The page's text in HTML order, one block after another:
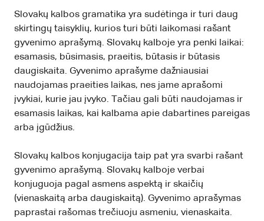
Slovakų kalbos gramatika yra sudėtinga ir turi daug
skirtingų taisyklių, kurios turi būti laikomasi rašant
gyvenimo aprašymą. Slovakų kalboje yra penki laikai:
esamasis, būsimasis, praeitis, būtasis ir būtasis
daugiskaita. Gyvenimo aprašyme dažniausiai
naudojamas praeities laikas, nes jame aprašomi
įvykiai, kurie jau įvyko. Tačiau gali būti naudojamas ir
esamasis laikas, kai kalbama apie dabartines pareigas
arba įgūdžius.
Slovakų kalbos konjugacija taip pat yra svarbi rašant
gyvenimo aprašymą. Slovakų kalboje verbai
konjuguoja pagal asmens aspektą ir skaičių
(vienaskaitą arba daugiskaitą). Gyvenimo aprašymas
paprastai rašomas trečiuoju asmeniu, vienaskaita.